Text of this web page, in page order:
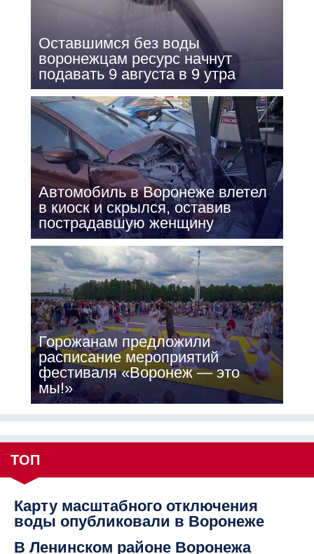
Оставшимся без воды
воронежцам ресурс начнут
подавать 9 августа в 9 утра
Автомобиль в Воронеже влетел
в киоск и скрылся, оставив
пострадавшую женщину
Горожанам предложили
расписание мероприятий
фестиваля «Воронеж — это
мы!»
ТОП
Карту масштабного отключения
воды опубликовали в Воронеже
В Ленинском районе Воронежа